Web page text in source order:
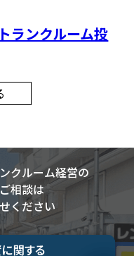
活用に関する
わせください
ランクルーム投
クルーム経営の
ご相談は
ください